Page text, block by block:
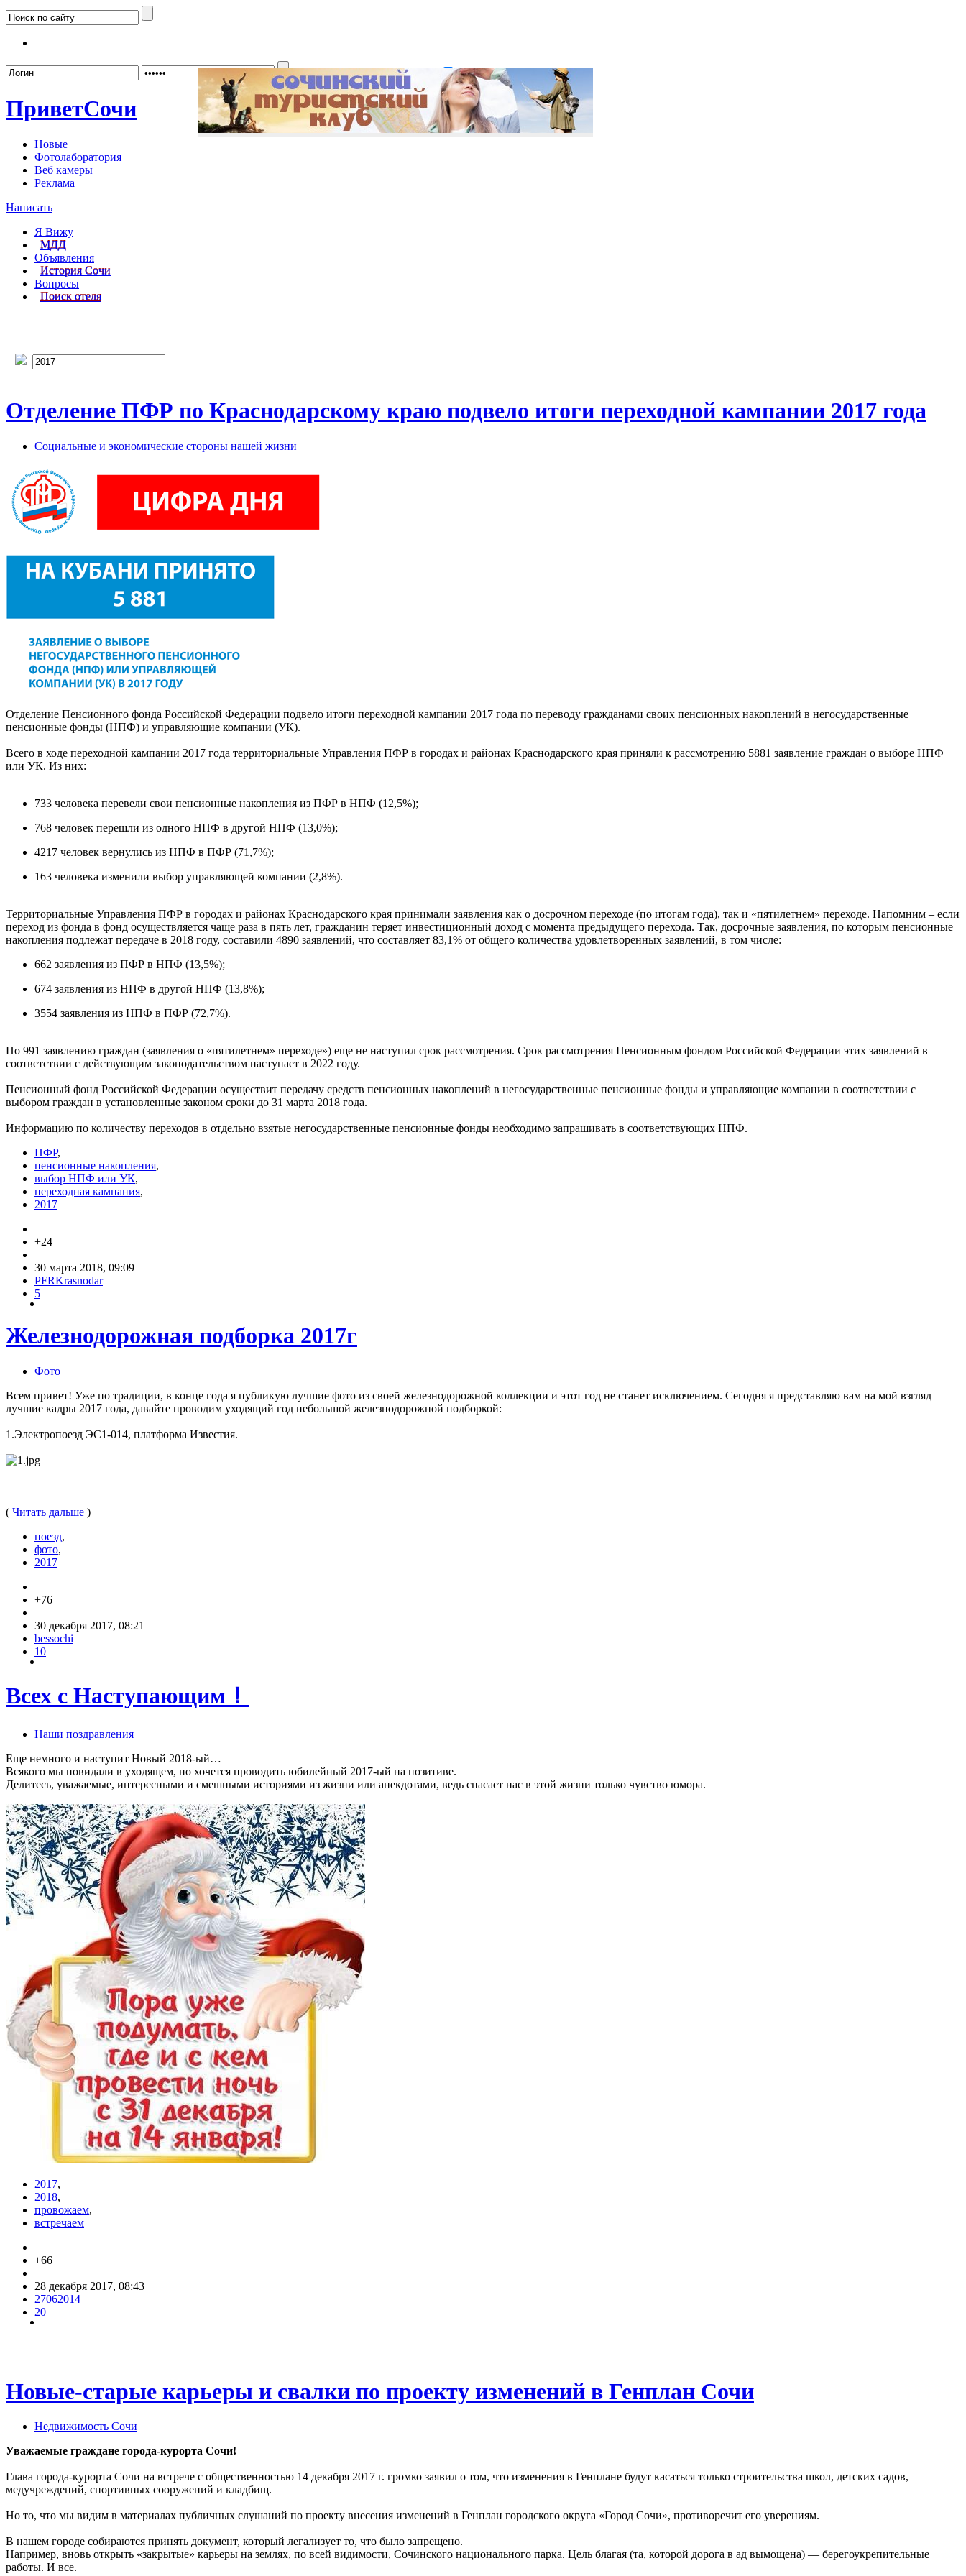
Забыли пароль? Регистрация
ПриветСочи
Новые
Фотолаборатория
Веб камеры
Реклама
Написать
Я Вижу
МДД
Объявления
История Сочи
Вопросы
Поиск отеля
Отделение ПФР по Краснодарскому краю подвело итоги переходной кампании 2017 года
Социальные и экономические стороны нашей жизни
Отделение Пенсионного фонда Российской Федерации подвело итоги переходной кампании 2017 года по переводу гражданами своих пенсионных накоплений в негосударственные
пенсионные фонды (НПФ) и управляющие компании (УК).
Всего в ходе переходной кампании 2017 года территориальные Управления ПФР в городах и районах Краснодарского края приняли к рассмотрению 5881 заявление граждан о выборе НПФ
или УК. Из них:
733 человека перевели свои пенсионные накопления из ПФР в НПФ (12,5%);
768 человек перешли из одного НПФ в другой НПФ (13,0%);
4217 человек вернулись из НПФ в ПФР (71,7%);
163 человека изменили выбор управляющей компании (2,8%).
Территориальные Управления ПФР в городах и районах Краснодарского края принимали заявления как о досрочном переходе (по итогам года), так и «пятилетнем» переходе. Напомним – если
переход из фонда в фонд осуществляется чаще раза в пять лет, гражданин теряет инвестиционный доход с момента предыдущего перехода. Так, досрочные заявления, по которым пенсионные
накопления подлежат передаче в 2018 году, составили 4890 заявлений, что составляет 83,1% от общего количества удовлетворенных заявлений, в том числе:
662 заявления из ПФР в НПФ (13,5%);
674 заявления из НПФ в другой НПФ (13,8%);
3554 заявления из НПФ в ПФР (72,7%).
По 991 заявлению граждан (заявления о «пятилетнем» переходе») еще не наступил срок рассмотрения. Срок рассмотрения Пенсионным фондом Российской Федерации этих заявлений в
соответствии с действующим законодательством наступает в 2022 году.
Пенсионный фонд Российской Федерации осуществит передачу средств пенсионных накоплений в негосударственные пенсионные фонды и управляющие компании в соответствии с
выбором граждан в установленные законом сроки до 31 марта 2018 года.
Информацию по количеству переходов в отдельно взятые негосударственные пенсионные фонды необходимо запрашивать в соответствующих НПФ.
ПФР,
пенсионные накопления,
выбор НПФ или УК,
переходная кампания,
2017
+24
30 марта 2018, 09:09
PFRKrasnodar
5
Железнодорожная подборка 2017г
Фото
Всем привет! Уже по традиции, в конце года я публикую лучшие фото из своей железнодорожной коллекции и этот год не станет исключением. Сегодня я представляю вам на мой взгляд
лучшие кадры 2017 года, давайте проводим уходящий год небольшой железнодорожной подборкой:
1.Электропоезд ЭС1-014, платформа Известия.
( Читать дальше )
поезд,
фото,
2017
+76
30 декабря 2017, 08:21
bessochi
10
Всех с Наступающим！
Наши поздравления
Еще немного и наступит Новый 2018-ый…
Всякого мы повидали в уходящем, но хочется проводить юбилейный 2017-ый на позитиве.
Делитесь, уважаемые, интересными и смешными историями из жизни или анекдотами, ведь спасает нас в этой жизни только чувство юмора.
2017,
2018,
провожаем,
встречаем
+66
28 декабря 2017, 08:43
27062014
20
Новые-старые карьеры и свалки по проекту изменений в Генплан Сочи
Недвижимость Сочи
Уважаемые граждане города-курорта Сочи!
Глава города-курорта Сочи на встрече с общественностью 14 декабря 2017 г. громко заявил о том, что изменения в Генплане будут касаться только строительства школ, детских садов,
медучреждений, спортивных сооружений и кладбищ.
Но то, что мы видим в материалах публичных слушаний по проекту внесения изменений в Генплан городского округа «Город Сочи», противоречит его уверениям.
В нашем городе собираются принять документ, который легализует то, что было запрещено.
Например, вновь открыть «закрытые» карьеры на землях, по всей видимости, Сочинского национального парка. Цель благая (та, которой дорога в ад вымощена) — берегоукрепительные
работы. И все.